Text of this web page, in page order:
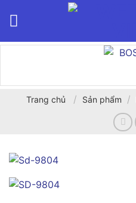
Trang chủ / Sản phẩm /